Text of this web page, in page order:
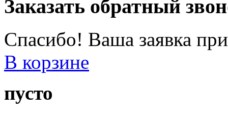
Заказать обратный
Спасибо! Ваша заявка
В корзине
пусто